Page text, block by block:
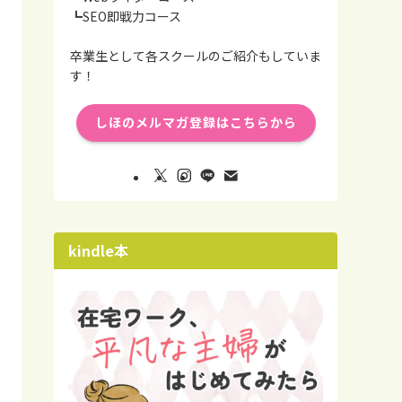
┗SEO即戦力コース
卒業生として各スクールのご紹介もしていま
す！
しほのメルマガ登録はこちらから
kindle本